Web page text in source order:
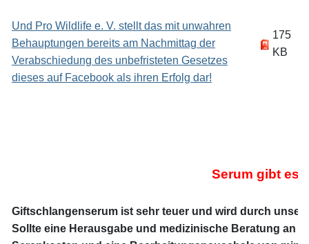
Und Pro Wildlife e. V. stellt das mit unwahren
Behauptungen bereits am Nachmittag der
Verabschiedung des unbefristeten Gesetzes
dieses auf Facebook als ihren Erfolg dar!
175
KB
Serum gibt es
Giftschlangenserum ist sehr teuer und wird durch
Sollte eine Herausgabe und medizinische Beratung an